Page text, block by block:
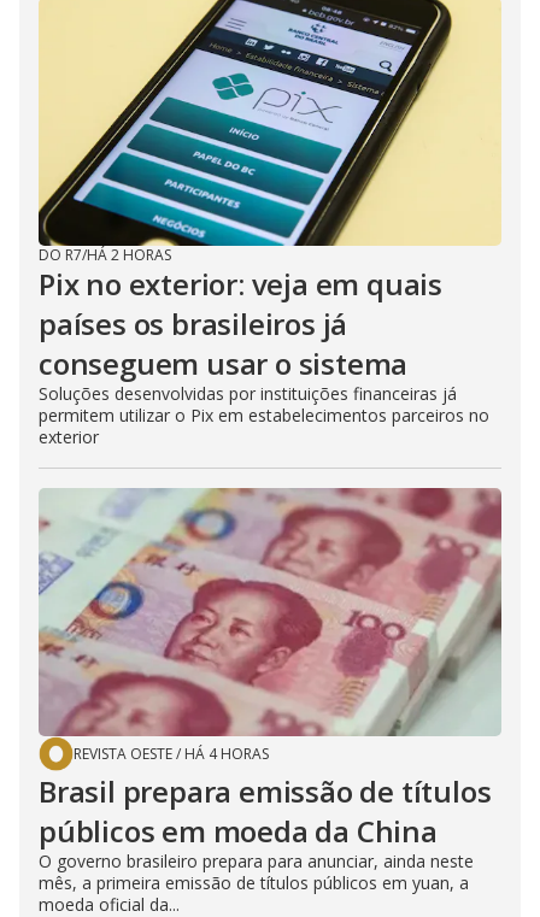
DO R7/HÁ 2 HORAS
Pix no exterior: veja em quais
países os brasileiros já
conseguem usar o sistema
Soluções desenvolvidas por instituições financeiras já
permitem utilizar o Pix em estabelecimentos parceiros no
exterior
REVISTA OESTE/ HÁ 4 HORAS
Brasil prepara emissão de títulos
públicos em moeda da China
O governo brasileiro prepara para anunciar, ainda neste
mês, a primeira emissão de títulos públicos em yuan, a
moeda oficial da...